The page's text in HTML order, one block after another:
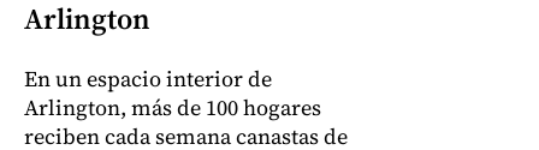
Arlington
En un espacio interior de
Arlington, más de 100 hogares
reciben cada semana canastas de